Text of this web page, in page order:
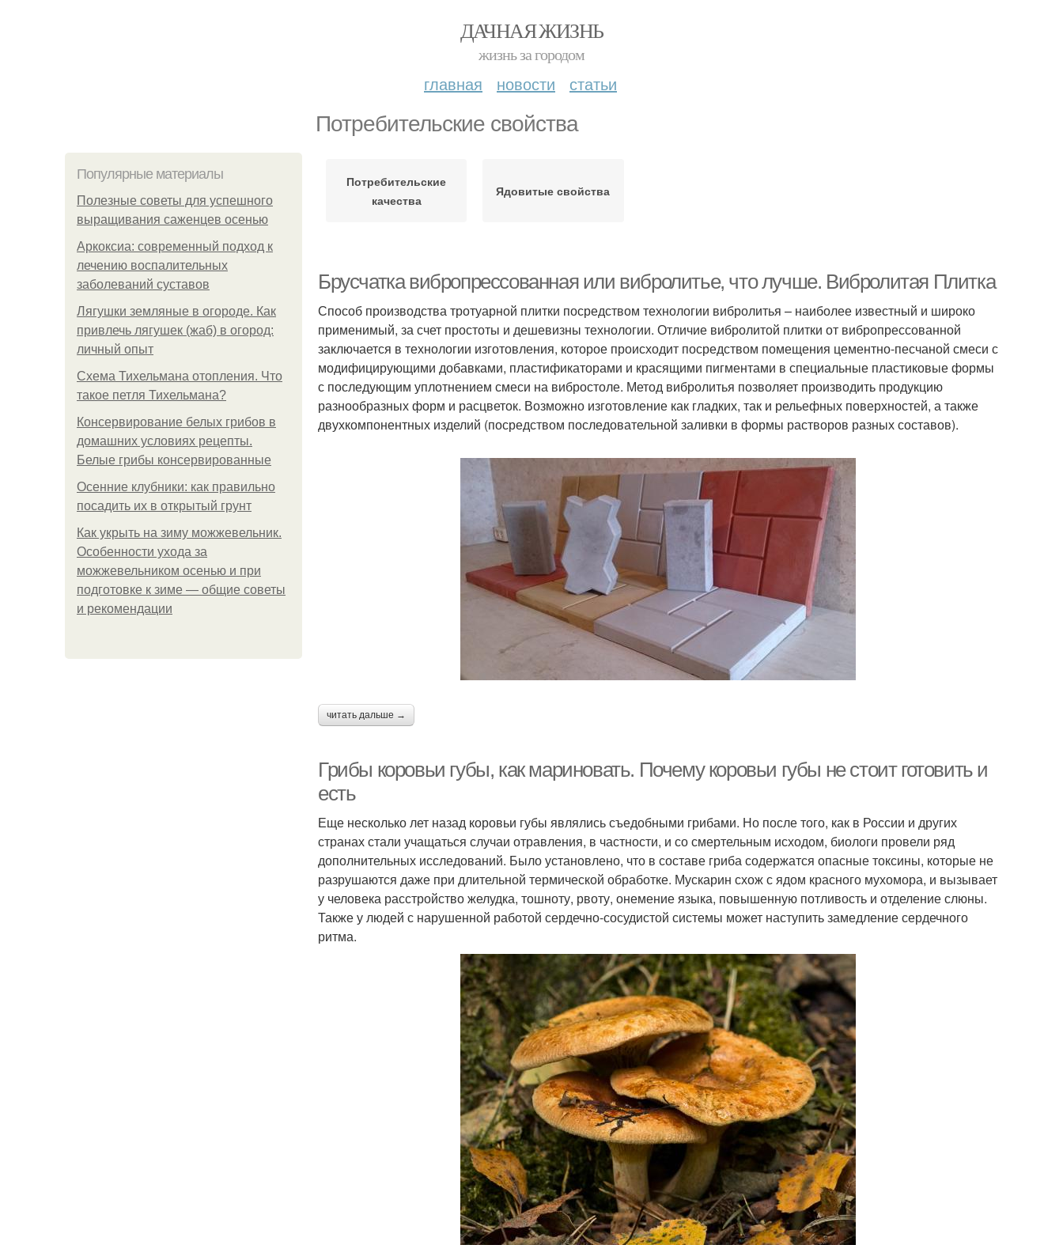
ДАЧНАЯ ЖИЗНЬ
жизнь за городом
главная новости статьи
Потребительские свойства
Популярные материалы
Полезные советы для успешного
выращивания саженцев осенью
Аркоксиа: современный подход к
лечению воспалительных
заболеваний суставов
Лягушки земляные в огороде. Как
привлечь лягушек (жаб) в огород:
личный опыт
Схема Тихельмана отопления. Что
такое петля Тихельмана?
Консервирование белых грибов в
домашних условиях рецепты.
Белые грибы консервированные
Осенние клубники: как правильно
посадить их в открытый грунт
Как укрыть на зиму можжевельник.
Особенности ухода за
можжевельником осенью и при
подготовке к зиме — общие советы
и рекомендации
Потребительские
качества
Ядовитые свойства
Брусчатка вибропрессованная или вибролитье, что лучше. Вибролитая Плитка
Способ производства тротуарной плитки посредством технологии вибролитья – наиболее известный и широко
применимый, за счет простоты и дешевизны технологии. Отличие вибролитой плитки от вибропрессованной
заключается в технологии изготовления, которое происходит посредством помещения цементно-песчаной смеси с
модифицирующими добавками, пластификаторами и красящими пигментами в специальные пластиковые формы
с последующим уплотнением смеси на вибростоле. Метод вибролитья позволяет производить продукцию
разнообразных форм и расцветок. Возможно изготовление как гладких, так и рельефных поверхностей, а также
двухкомпонентных изделий (посредством последовательной заливки в формы растворов разных составов).
читать дальше →
Грибы коровьи губы, как мариновать. Почему коровьи губы не стоит готовить и
есть
Еще несколько лет назад коровьи губы являлись съедобными грибами. Но после того, как в России и других
странах стали учащаться случаи отравления, в частности, и со смертельным исходом, биологи провели ряд
дополнительных исследований. Было установлено, что в составе гриба содержатся опасные токсины, которые не
разрушаются даже при длительной термической обработке. Мускарин схож с ядом красного мухомора, и вызывает
у человека расстройство желудка, тошноту, рвоту, онемение языка, повышенную потливость и отделение слюны.
Также у людей с нарушенной работой сердечно-сосудистой системы может наступить замедление сердечного
ритма.